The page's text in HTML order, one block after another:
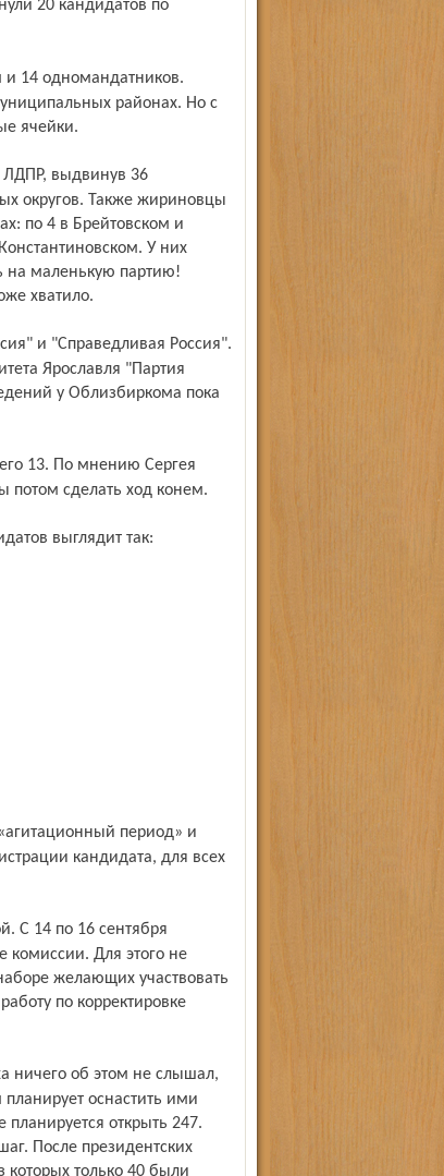
районах. Но с
ячейки.
округов. Также жириновцы
по 4 в Брейтовском и
У них
на маленькую партию!
хватило.
Ярославля "Партия
у Облизбиркома пока
потом сделать ход конем.
выглядит так:
кандидата, для всех
Для этого не
желающих участвовать
по корректировке
оснастить ими
планируется открыть 247.
После президентских
только 40 были